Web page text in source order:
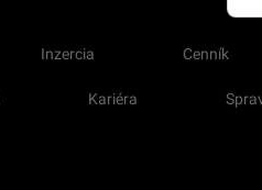
Inzercia Cenník
Kariéra